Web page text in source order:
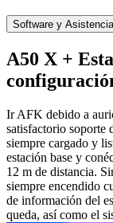
Software y Asistencia
A50 X +
Ir AFK debido a
satisfactorio soporte
siempre cargado y
estación base y
12 m de distancia.
siempre encendido
de información del
queda, así como el